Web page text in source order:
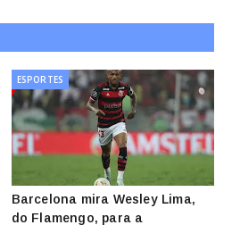
ESPORTES
Barcelona mira Wesley Lima,
do Flamengo, para a